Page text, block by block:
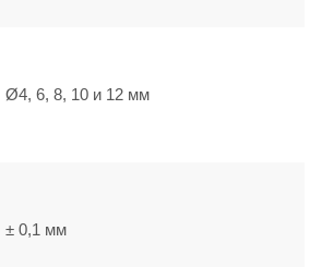
Ø4, 6, 8, 10 и 12 мм
± 0,1 мм